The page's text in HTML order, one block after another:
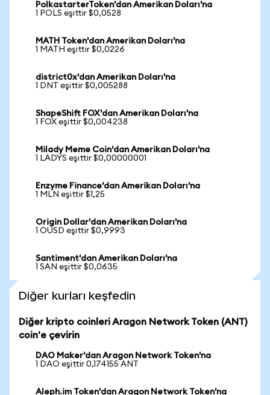
PolkastarterToken'dan Amerikan Doları'na
1 POLS eşittir $0,0528
MATH Token'dan Amerikan Doları'na
1 MATH eşittir $0,0226
district0x'dan Amerikan Doları'na
1 DNT eşittir $0,005288
ShapeShift FOX'dan Amerikan Doları'na
1 FOX eşittir $0,004238
Milady Meme Coin'dan Amerikan Doları'na
1 LADYS eşittir $0,00000001
Enzyme Finance'dan Amerikan Doları'na
1 MLN eşittir $1,25
Origin Dollar'dan Amerikan Doları'na
1 OUSD eşittir $0,9993
Santiment'dan Amerikan Doları'na
1 SAN eşittir $0,0635
Diğer kurları keşfedin
Diğer kripto coinleri Aragon Network Token (ANT)
coin'e çevirin
DAO Maker'dan Aragon Network Token'na
1 DAO eşittir 0,174155 ANT
Aleph.im Token'dan Aragon Network Token'na